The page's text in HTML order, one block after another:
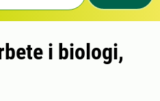
i biologi,